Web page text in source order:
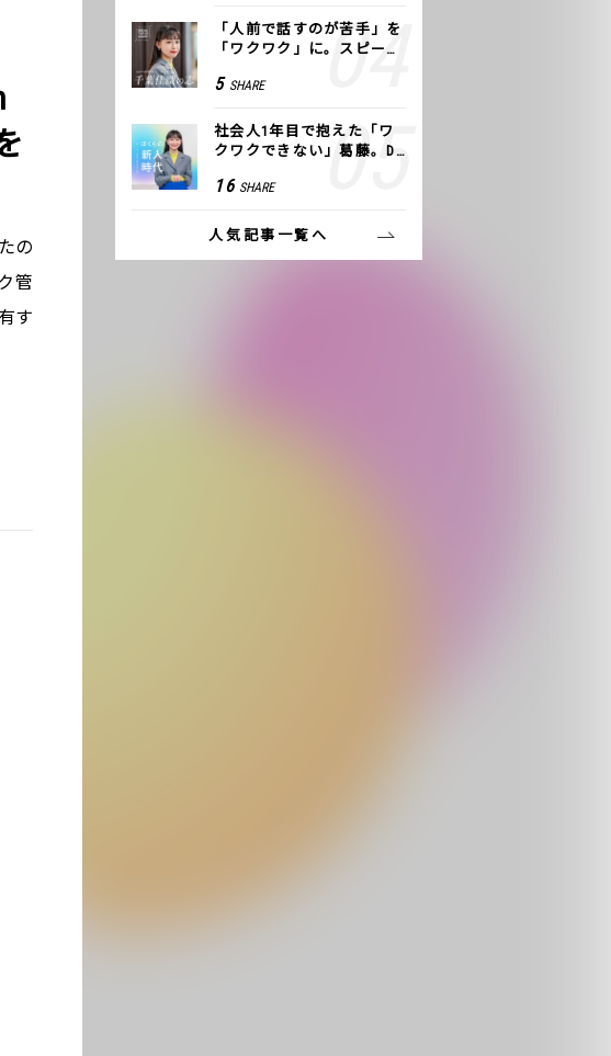
の
管
す
「人前で話すのが苦手」を
「ワクワク」に。スピーチ
方トレーニング」に込めた
5 SHARE
社会人1年目で抱えた「ワ
クワクできない」葛藤。De
つけた、私の生きる道
16 SHARE
人気記事一覧へ